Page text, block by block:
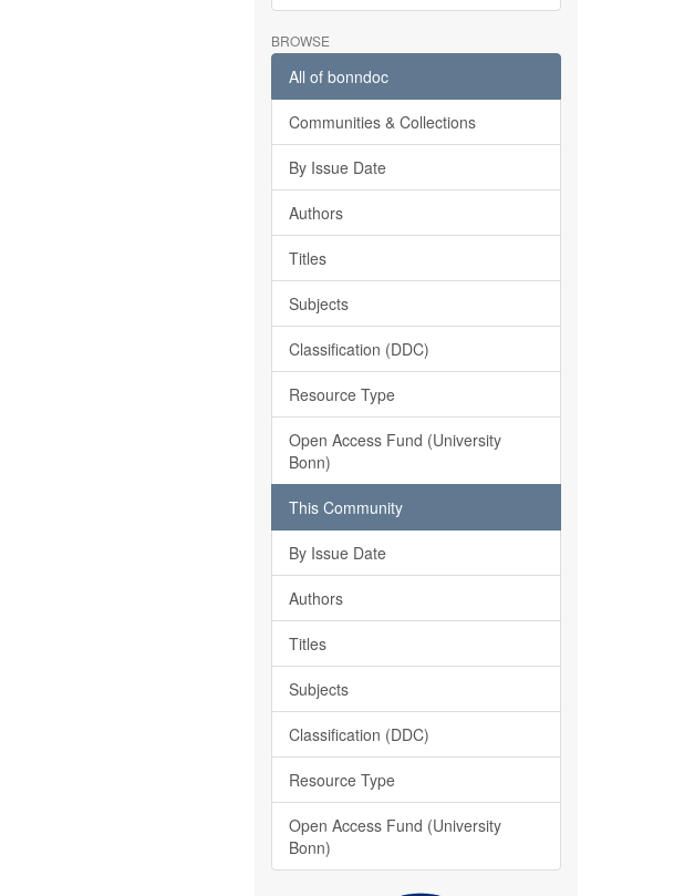
BROWSE
All of bonndoc
Communities & Collections
By Issue Date
Authors
Titles
Subjects
Classification (DDC)
Resource Type
Open Access Fund (University
Bonn)
This Community
By Issue Date
Authors
Titles
Subjects
Classification (DDC)
Resource Type
Open Access Fund (University
Bonn)